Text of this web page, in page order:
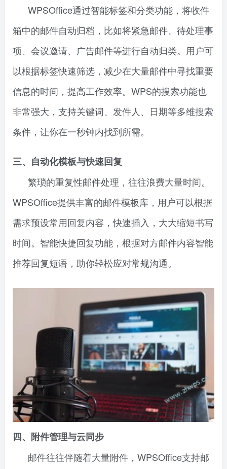
WPSOffice通过智能标签和分类功能，将收件
箱中的邮件自动归档，比如将紧急邮件、待处理事
项、会议邀请、广告邮件等进行自动归类。用户可
以根据标签快速筛选，减少在大量邮件中寻找重要
信息的时间，提高工作效率。WPS的搜索功能也
非常强大，支持关键词、发件人、日期等多维搜索
条件，让你在一秒钟内找到所需。
三、自动化模板与快速回复
繁琐的重复性邮件处理，往往浪费大量时间。
WPSOffice提供丰富的邮件模板库，用户可以根据
需求预设常用回复内容，快速插入，大大缩短书写
时间。智能快捷回复功能，根据对方邮件内容智能
推荐回复短语，助你轻松应对常规沟通。
四、附件管理与云同步
邮件往往伴随着大量附件，WPSOffice支持邮